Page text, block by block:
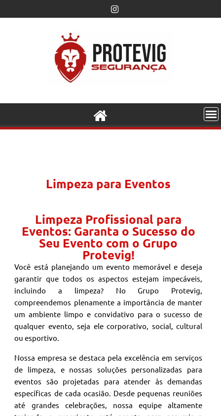
Limpeza para Eventos
Limpeza Profissional para
Eventos: Garanta o Sucesso do
Seu Evento com o Grupo
Protevig!
Você está planejando um evento memorável e deseja
garantir que todos os aspectos estejam impecáveis,
incluindo a limpeza? No Grupo Protevig,
compreendemos plenamente a importância de manter
um ambiente limpo e convidativo para o sucesso de
qualquer evento, seja ele corporativo, social, cultural
ou esportivo.
Nossa empresa se destaca pela excelência em serviços
de limpeza, e nossas soluções personalizadas para
eventos são projetadas para atender às demandas
específicas de cada ocasião. Desde pequenas reuniões
até grandes celebrações, nossa equipe altamente